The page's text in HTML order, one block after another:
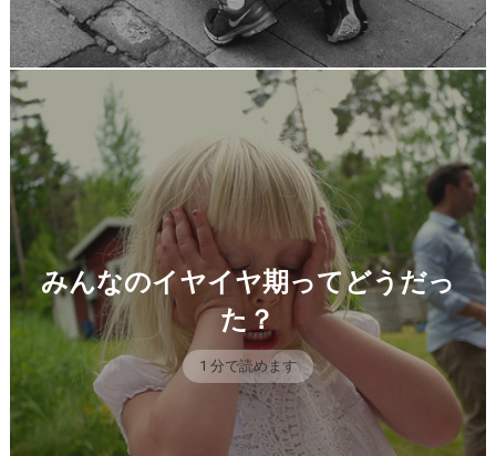
みんなのイヤイヤ期ってどうだっ
た？
1 分で読めます